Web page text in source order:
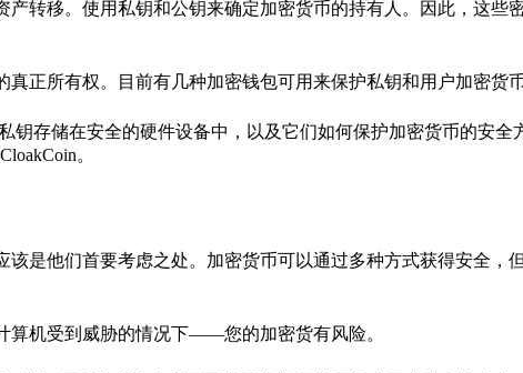
转移。使用私钥和公钥来确定加密货币的持有人。因此，这些
正所有权。目前有几种加密钱包可用来保护私钥和用户加密货
私钥存储在安全的硬件设备中，以及它们如何保护加密货币的安全
。
是他们首要考虑之处。加密货币可以通过多种方式获得安全，
算机受到威胁的情况下——您的加密货有风险。